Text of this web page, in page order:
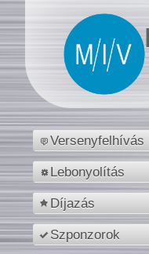
Versenyfelhívás
Lebonyolítás
Díjazás
Szponzorok